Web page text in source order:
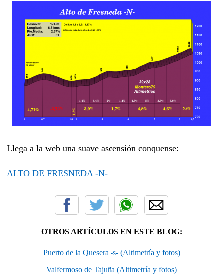
Llega a la web una suave ascensión conquense:
ALTO DE FRESNEDA -N-
OTROS ARTÍCULOS EN ESTE BLOG:
Puerto de la Quesera -s- (Altimetría y fotos)
Valfermoso de Tajuña (Altimetría y fotos)